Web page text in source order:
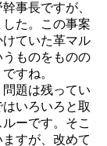
事長ですが、
た。この事案
ていた革マル
ものをものの
すね。
題は残ってい
いろいろと取
ーです。そこ
すが、改めて